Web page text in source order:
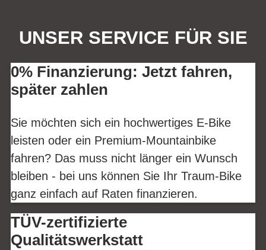
UNSER SERVICE FÜR SIE
0% Finanzierung: Jetzt fahren,
später zahlen
Sie möchten sich ein hochwertiges E-Bike
leisten oder ein Premium-Mountainbike
fahren? Das muss nicht länger ein Wunsch
bleiben - bei uns können Sie Ihr Traum-Bike
ganz einfach auf Raten finanzieren.
TÜV-zertifizierte
Qualitätswerkstatt